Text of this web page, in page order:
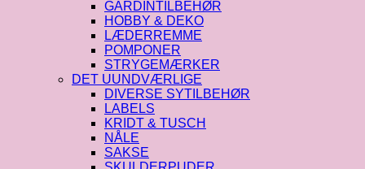
GARDINTILBEHØR
HOBBY & DEKO
LÆDERREMME
POMPONER
STRYGEMÆRKER
DET UUNDVÆRLIGE
DIVERSE SYTILBEHØR
LABELS
KRIDT & TUSCH
NÅLE
SAKSE